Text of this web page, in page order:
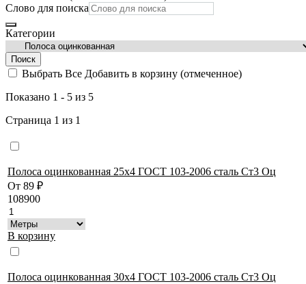
Слово для поиска
Категории
Поиск
Выбрать Все Добавить в корзину (отмеченное)
Показано 1 - 5 из 5
Страница 1 из 1
Полоса оцинкованная 25х4 ГОСТ 103-2006 сталь Ст3 Оц
От 89 ₽
108900
В корзину
Полоса оцинкованная 30х4 ГОСТ 103-2006 сталь Ст3 Оц